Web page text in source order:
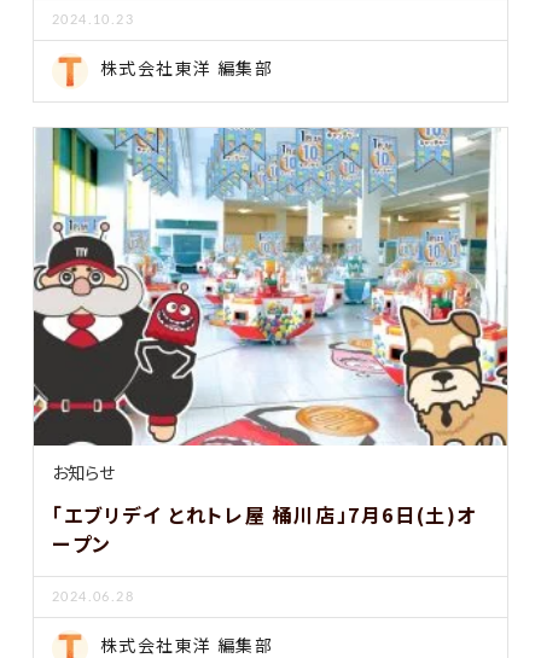
2024.10.23
株式会社東洋 編集部
お知らせ
「エブリデイ とれトレ屋 桶川店」7月6日(土)オ
ープン
2024.06.28
株式会社東洋 編集部